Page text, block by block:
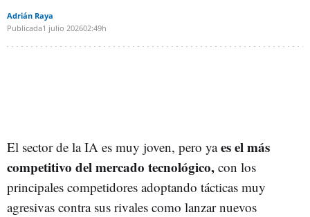
Adrián Raya
Publicada1 julio 202602:49h
El sector de la IA es muy joven, pero yaes el más
competitivo del mercado tecnológico, con los
principales competidores adoptando tácticas muy
agresivas contra sus rivales como lanzar nuevos